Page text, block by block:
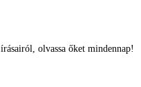
olvassa őket mindennap!